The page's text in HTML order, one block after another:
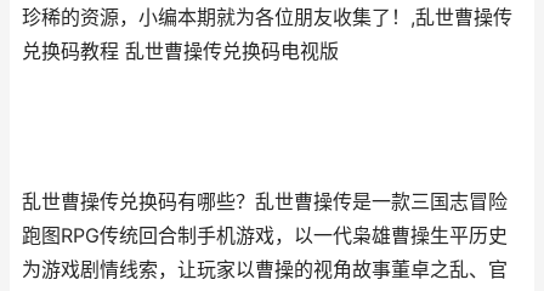
珍稀的资源，小编本期就为各位朋友收集了！,乱世曹操传
兑换码教程 乱世曹操传兑换码电视版
乱世曹操传兑换码有哪些？乱世曹操传是一款三国志冒险
跑图RPG传统回合制手机游戏，以一代枭雄曹操生平历史
为游戏剧情线索，让玩家以曹操的视角故事董卓之乱、官